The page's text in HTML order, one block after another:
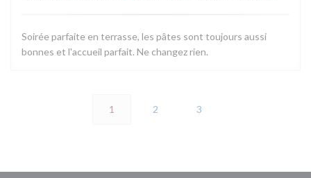
Soirée parfaite en terrasse, les pâtes sont toujours aussi
bonnes et l'accueil parfait. Ne changez rien.
1 2 3